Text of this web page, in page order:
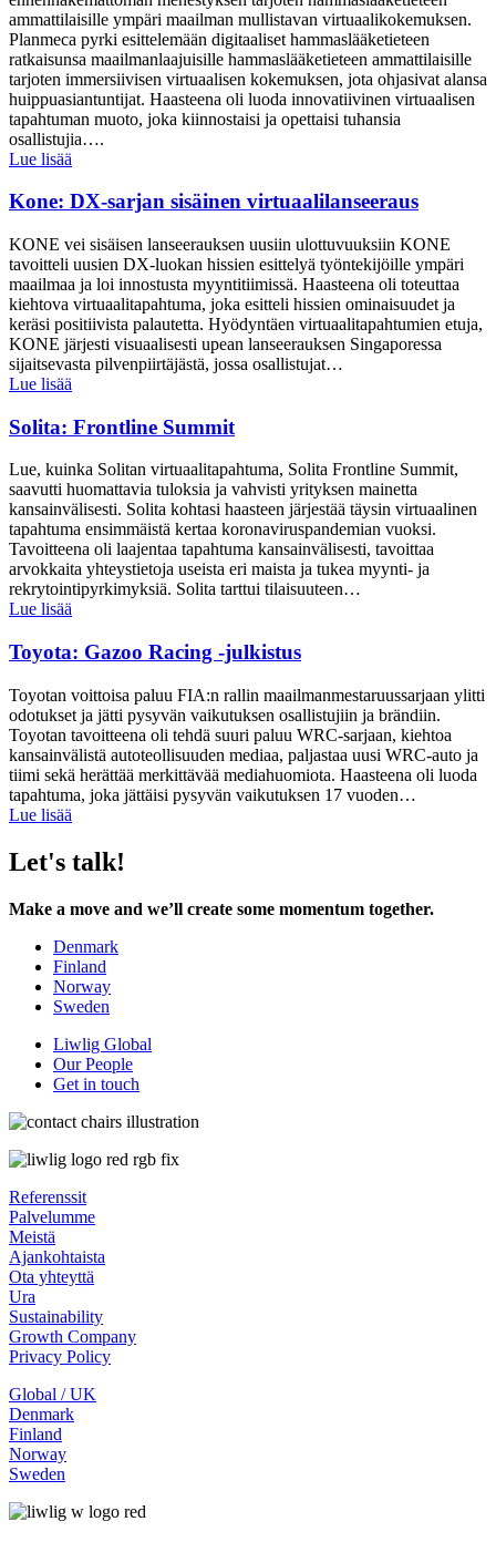
ammattilaisille ympäri maailman mullistavan virtuaalikokemuksen.
Planmeca pyrki esittelemään digitaaliset hammaslääketieteen
ratkaisunsa maailmanlaajuisille hammaslääketieteen ammattilaisille
tarjoten immersiivisen virtuaalisen kokemuksen, jota ohjasivat alansa
huippuasiantuntijat. Haasteena oli luoda innovatiivinen virtuaalisen
tapahtuman muoto, joka kiinnostaisi ja opettaisi tuhansia
osallistujia….
Lue lisää
Kone: DX-sarjan sisäinen virtuaalilanseeraus
KONE vei sisäisen lanseerauksen uusiin ulottuvuuksiin KONE
tavoitteli uusien DX-luokan hissien esittelyä työntekijöille ympäri
maailmaa ja loi innostusta myyntitiimissä. Haasteena oli toteuttaa
kiehtova virtuaalitapahtuma, joka esitteli hissien ominaisuudet ja
keräsi positiivista palautetta. Hyödyntäen virtuaalitapahtumien etuja,
KONE järjesti visuaalisesti upean lanseerauksen Singaporessa
sijaitsevasta pilvenpiirtäjästä, jossa osallistujat…
Lue lisää
Solita: Frontline Summit
Lue, kuinka Solitan virtuaalitapahtuma, Solita Frontline Summit,
saavutti huomattavia tuloksia ja vahvisti yrityksen mainetta
kansainvälisesti. Solita kohtasi haasteen järjestää täysin virtuaalinen
tapahtuma ensimmäistä kertaa koronaviruspandemian vuoksi.
Tavoitteena oli laajentaa tapahtuma kansainvälisesti, tavoittaa
arvokkaita yhteystietoja useista eri maista ja tukea myynti- ja
rekrytointipyrkimyksiä. Solita tarttui tilaisuuteen…
Lue lisää
Toyota: Gazoo Racing -julkistus
Toyotan voittoisa paluu FIA:n rallin maailmanmestaruussarjaan ylitti
odotukset ja jätti pysyvän vaikutuksen osallistujiin ja brändiin.
Toyotan tavoitteena oli tehdä suuri paluu WRC-sarjaan, kiehtoa
kansainvälistä autoteollisuuden mediaa, paljastaa uusi WRC-auto ja
tiimi sekä herättää merkittävää mediahuomiota. Haasteena oli luoda
tapahtuma, joka jättäisi pysyvän vaikutuksen 17 vuoden…
Lue lisää
Let's talk!
Make a move and we’ll create some momentum together.
Denmark
Finland
Norway
Sweden
Liwlig Global
Our People
Get in touch
Referenssit
Palvelumme
Meistä
Ajankohtaista
Ota yhteyttä
Ura
Sustainability
Growth Company
Privacy Policy
Global / UK
Denmark
Finland
Norway
Sweden